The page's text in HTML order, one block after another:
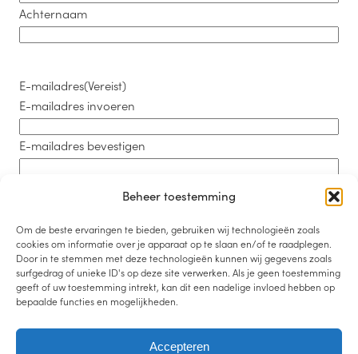
Beheer toestemming
Om de beste ervaringen te bieden, gebruiken wij technologieën zoals
cookies om informatie over je apparaat op te slaan en/of te raadplegen.
Door in te stemmen met deze technologieën kunnen wij gegevens zoals
surfgedrag of unieke ID's op deze site verwerken. Als je geen toestemming
geeft of uw toestemming intrekt, kan dit een nadelige invloed hebben op
bepaalde functies en mogelijkheden.
Accepteren
Achternaam
E-mailadres(Vereist)
E-mailadres invoeren
E-mailadres bevestigen
Bericht(Vereist)